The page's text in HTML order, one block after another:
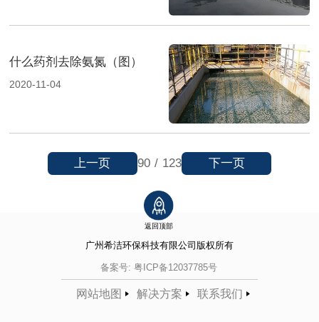
什么药剂去除氨氮（图）
2020-11-04
90 / 123
上一页 下一页
返回顶部
广州希洁环保科技有限公司 版权所有
备案号: 粤ICP备12037785号
网站地图 解决方案 联系我们